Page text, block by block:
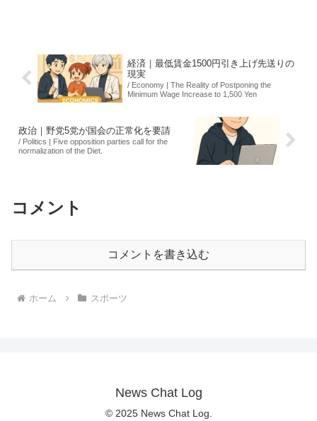
経済｜最低賃金1500円引き上げ先送りの
現実
/ Economy | The Reality of Postponing the
Minimum Wage Increase to 1,500 Yen
政治｜野党5党が国会の正常化を要請
/ Politics | Five opposition parties call for the
normalization of the Diet.
コメント
コメントを書き込む
ホーム スポーツ
News Chat Log
© 2025 News Chat Log.